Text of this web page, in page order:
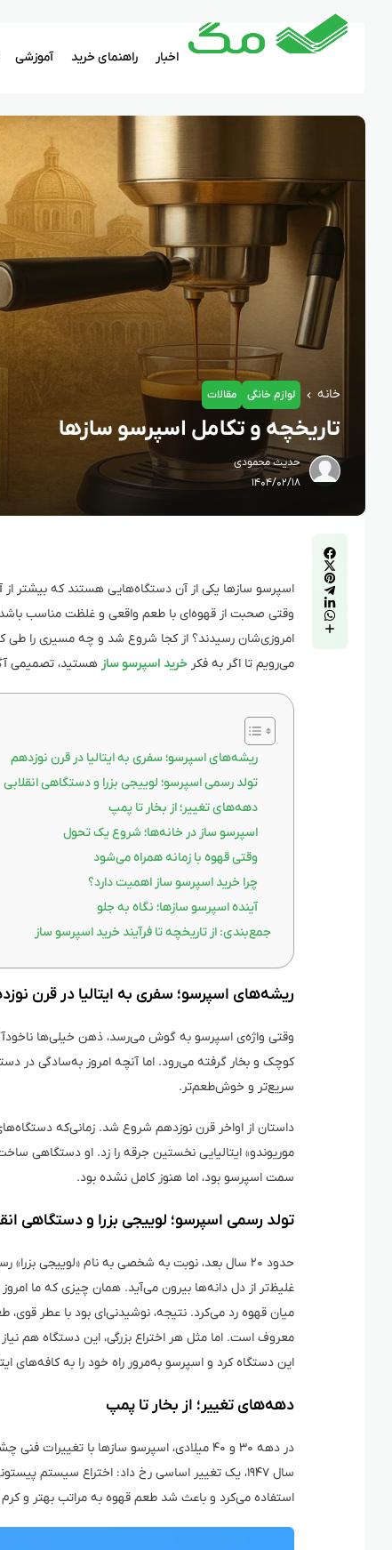
اخبار راهنمای خرید آموزشی
خانه لوازم خانگی مقالات
تاریخچه و تکامل اسپرسو سازها
حدیث محمودی
۱۴۰۴/۰۲/۱۸
اسپرسو سازها یکی از آن دستگاه‌هایی هستند که بیشتر از
وقتی صحبت از قهوه‌ای با طعم واقعی و غلظت مناسب
امروزی‌شان رسیدند؟ از کجا شروع شد و چه مسیری را طی
می‌رویم تا اگر به فکر خرید اسپرسو ساز هستید، تصمیمی
ریشه‌های اسپرسو؛ سفری به ایتالیا در قرن نوزدهم
تولد رسمی اسپرسو؛ لوییجی بزرا و دستگاهی انقلابی
دهه‌های تغییر؛ از بخار تا پمپ
اسپرسو ساز در خانه‌ها؛ شروع یک تحول
وقتی قهوه با زمانه همراه می‌شود
چرا خرید اسپرسو ساز اهمیت دارد؟
آینده اسپرسو سازها؛ نگاه به جلو
جمع‌بندی: از تاریخچه تا فرآیند خرید اسپرسو ساز
ریشه‌های اسپرسو؛ سفری به ایتالیا در قرن
وقتی واژه‌ی اسپرسو به گوش می‌رسد، ذهن خیلی‌ها
کوچک و بخار گرفته می‌رود. اما آنچه امروز به‌سادگی در
سریع‌تر و خوش‌طعم‌تر.
موریوندو» ایتالیایی نخستین جرقه را زد. او دستگاهی
سمت اسپرسو بود، اما هنوز کامل نشده بود.
تولد رسمی اسپرسو؛ لوییجی بزرا و دستگاهی
حدود ۲۰ سال بعد، نوبت به شخصی به نام «لوییجی
غلیظ‌تر از دل دانه‌ها بیرون می‌آید. همان چیزی که ما
میان قهوه رد می‌کرد. نتیجه، نوشیدنی‌ای بود با عطر
این دستگاه کرد و اسپرسو به‌مرور راه خود را به کافه‌های
دهه‌های تغییر؛ از بخار تا پمپ
در دهه ۳۰ و ۴۰ میلادی، اسپرسو سازها با
سال ۱۹۴۷، یک تغییر اساسی رخ داد: اختراع سیستم
استفاده می‌کرد و باعث شد طعم قهوه به مراتب بهتر و